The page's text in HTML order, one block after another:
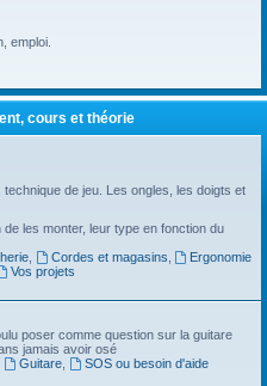
emploi.
cours et théorie
de jeu. Les ongles, les doigts et
les monter, leur type en fonction du
, Cordes et magasins
Ergonomie
Vos projets
poser comme question sur la guitare
jamais avoir osé
Guitare,
SOS ou besoin d'aide